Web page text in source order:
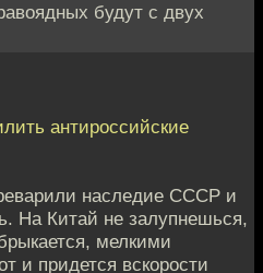
будут с двух
антироссийские
наследие СССР и
На Китай не залупнешься,
мелкими
и придется вскорости